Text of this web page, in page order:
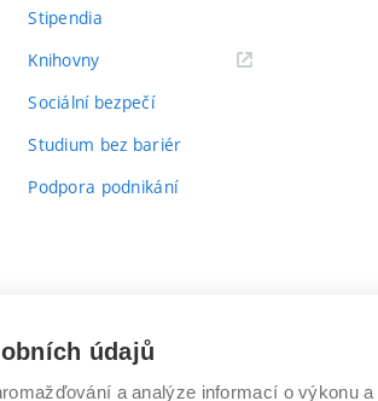
Stipendia
Knihovny(externí
Sociální bezpečí
Studium bez bariér
Podpora podnikání
údajů
a analýze informací o výkonu a